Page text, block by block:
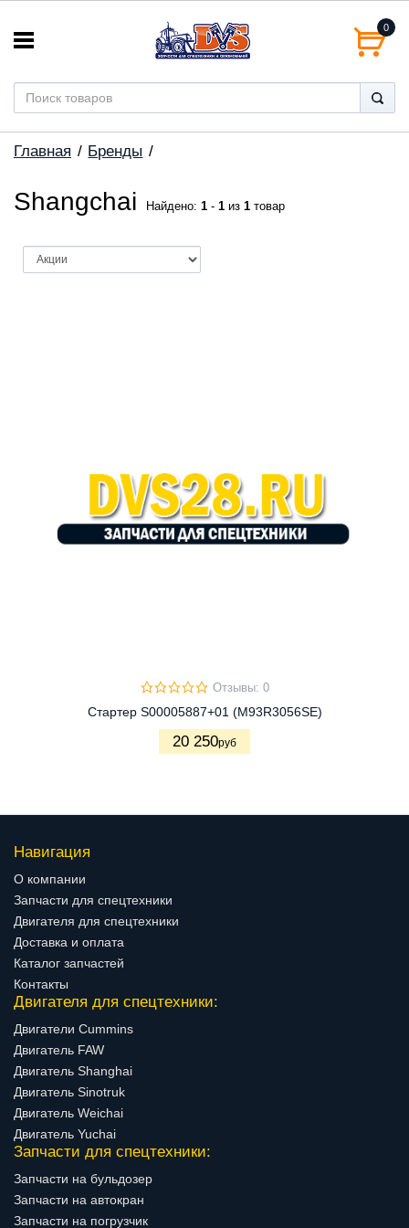
0
Главная Бренды
Shangchai Найдено: 1 - 1 из 1 товар
Отзывы: 0
Стартер S00005887+01 (M93R3056SE)
20 250руб
Навигация
О компании
Запчасти для спецтехники
Двигателя для спецтехники
Доставка и оплата
Каталог запчастей
Контакты
Двигателя для спецтехники:
Двигатели Cummins
Двигатель FAW
Двигатель Shanghai
Двигатель Sinotruk
Двигатель Weichai
Двигатель Yuchai
Запчасти для спецтехники:
Запчасти на бульдозер
Запчасти на автокран
Запчасти на погрузчик